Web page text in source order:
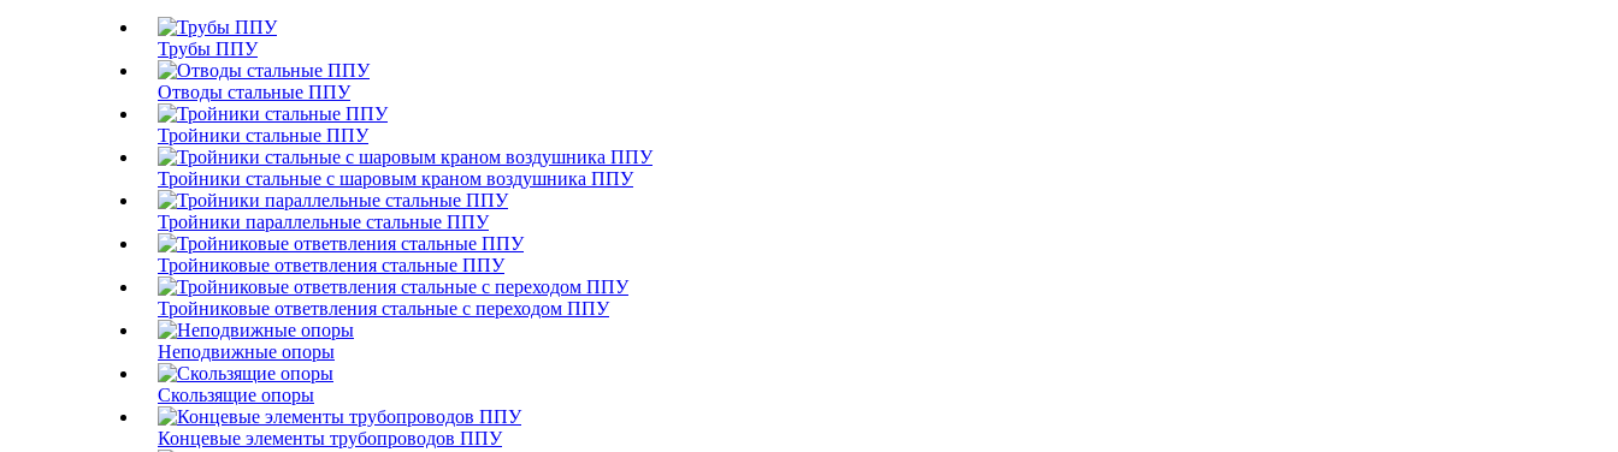
Трубы ППУ
Отводы стальные ППУ
Тройники стальные ППУ
Тройники стальные с шаровым краном воздушника ППУ
Тройники параллельные стальные ППУ
Тройниковые ответвления стальные ППУ
Тройниковые ответвления стальные с переходом ППУ
Неподвижные опоры
Скользящие опоры
Концевые элементы трубопроводов ППУ